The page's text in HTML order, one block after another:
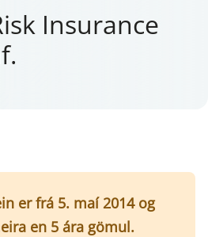
Ins­ur­ance
er frá 5. maí 2014 og
en 5 ára gömul.